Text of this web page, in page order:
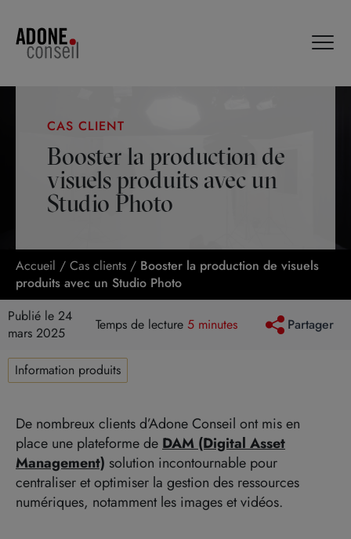
Booster la production de
visuels produits avec un
Studio Photo
CAS CLIENT
Accueil / Cas clients / Booster la production de visuels
produits avec un Studio Photo
Publié le 24
mars 2025
Temps de lecture 5 minutes Partager
Information produits
De nombreux clients d’Adone Conseil ont mis en
place une plateforme de DAM (Digital Asset
Management) solution incontournable pour
centraliser et optimiser la gestion des ressources
numériques, notamment les images et vidéos.